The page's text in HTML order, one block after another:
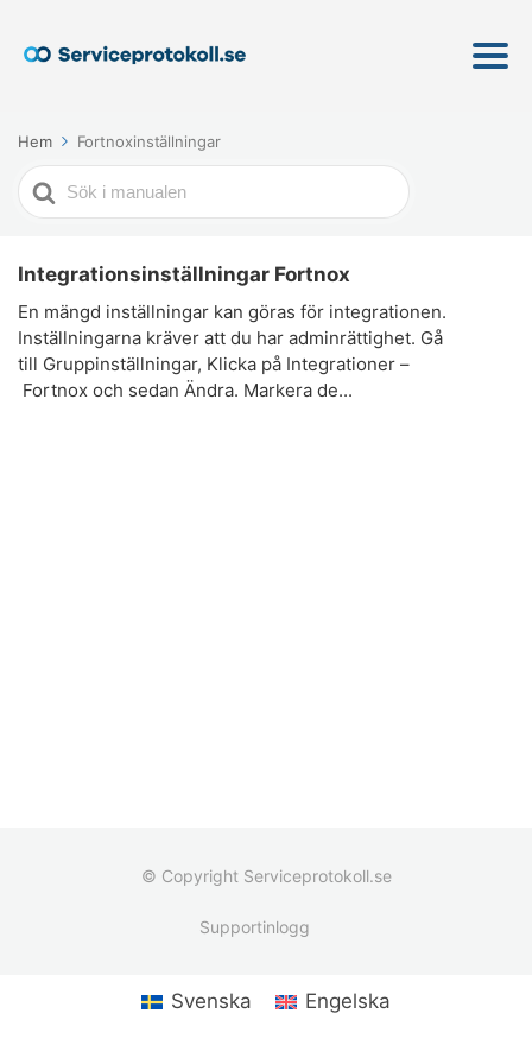
Hem Fortnoxinställningar
Söker
efter
Integrationsinställningar Fortnox
En mängd inställningar kan göras för integrationen.
Inställningarna kräver att du har adminrättighet. Gå
till Gruppinställningar, Klicka på Integrationer –
Fortnox och sedan Ändra. Markera de...
© Copyright Serviceprotokoll.se
Supportinlogg
Svenska Engelska